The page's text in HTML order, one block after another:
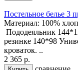
Постельное белье 3
Материал: 100%
Пододеяльник
резинке 140*98
кроваток. ..
2 365 р.